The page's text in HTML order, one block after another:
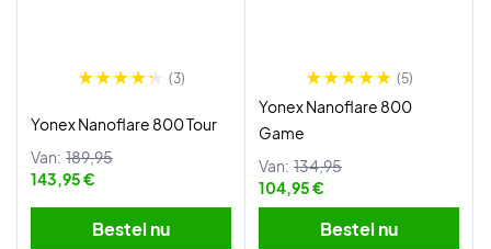
(3)
Yonex Nanoflare 800 Tour
Van: 189,95
143,95 €
Bestel nu
(5)
Yonex Nanoflare 800
Game
Van: 134,95
104,95 €
Bestel nu